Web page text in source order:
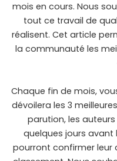
mois en cours. Nous
tout ce travail de
réalisent. Cet article
la communauté les
Chaque fin de mois,
dévoilera les 3
parution, les
quelques jours
pourront confirmer